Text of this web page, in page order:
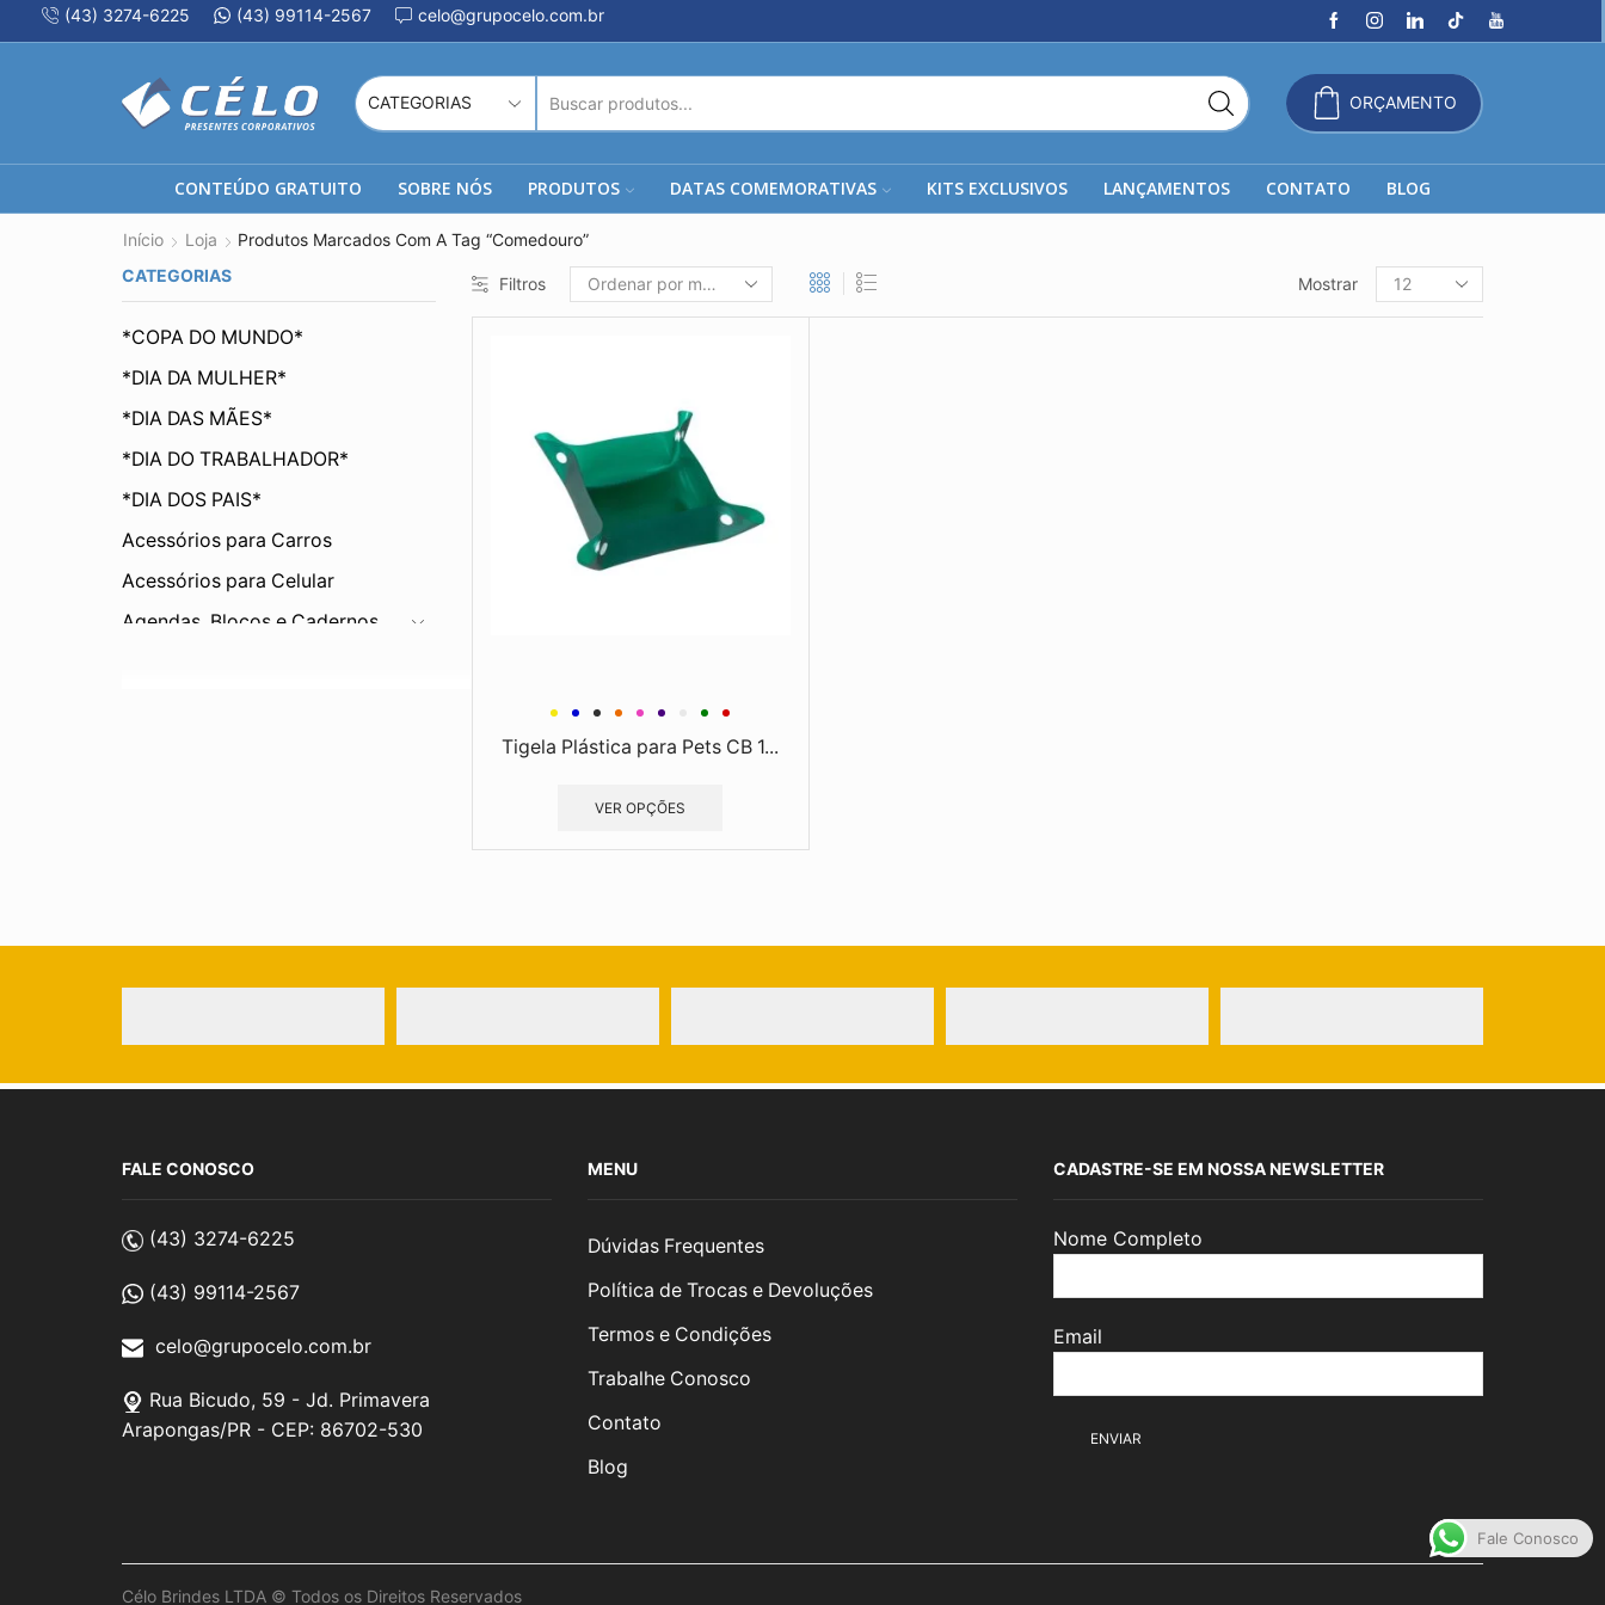
(43) 3274-6225 (43) 99114-2567 celo@grupocelo.com.br
DE
PESQUISA
ORÇAMENTO
CONTEÚDO GRATUITO SOBRE NÓS PRODUTOS DATAS COMEMORATIVAS KITS EXCLUSIVOS LANÇAMENTOS CONTATO BLOG
Início Loja Produtos Marcados Com A Tag “Comedouro”
Filtros Mostrar
Produtos
por
Tigela Plástica para Pets CB 1...
VER OPÇÕES
CATEGORIAS
*COPA DO MUNDO*
*DIA DA MULHER*
*DIA DAS MÃES*
*DIA DO TRABALHADOR*
*DIA DOS PAIS*
Acessórios para Carros
Acessórios para Celular
Agendas, Blocos e Cadernos
Chaveiros
Corda
Guarda-Chuva
Kits Exclusivos
Linha Beleza e Bem-Estar
Linha Ecológica
Linha Premium
FALE CONOSCO
(43) 3274-6225
(43) 99114-2567
celo@grupocelo.com.br
Rua Bicudo, 59 - Jd. Primavera
Arapongas/PR - CEP: 86702-530
MENU
Dúvidas Frequentes
Política de Trocas e Devoluções
Termos e Condições
Trabalhe Conosco
Contato
Blog
CADASTRE-SE EM NOSSA NEWSLETTER
Nome Completo
Email
Célo Brindes LTDA © Todos os Direitos Reservados
Fale Conosco